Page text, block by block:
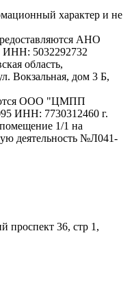
характер и не
АНО
ИНН: 5032292732
область,
Вокзальная, дом 3 Б,
ООО "ЦМПП
ИНН: 7730312460 г.
1/1 на
деятельность №Л041-
проспект 36, стр 1,